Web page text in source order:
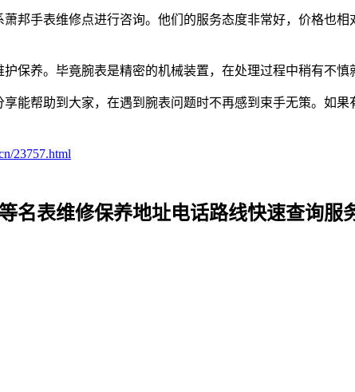
邦手表维修点进行咨询。他们的服务态度非常好，价格也
保养。毕竟腕表是精密的机械装置，在处理过程中稍有不慎
能帮助到大家，在遇到腕表问题时不再感到束手无策。如
23757.html
名表维修保养地址电话路线快速查询服